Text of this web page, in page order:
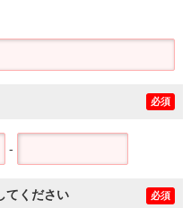
必須
-
てください 必須